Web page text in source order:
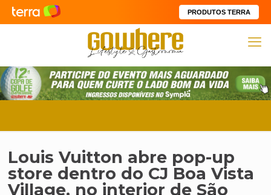
PRODUTOS TERRA
Louis Vuitton abre pop-up
store dentro do CJ Boa Vista
Village, no interior de São